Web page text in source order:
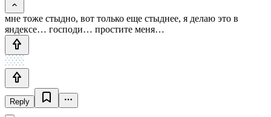
мне тоже стыдно, вот только еще стыднее, я делаю это в
яндексе… господи… простите меня…
Reply